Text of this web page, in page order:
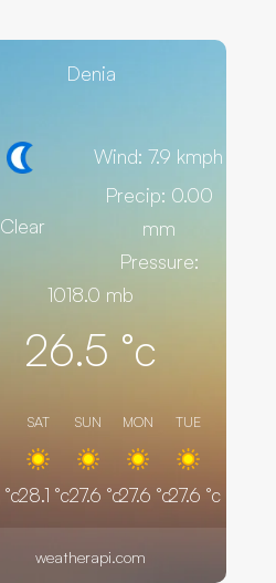
Denia
Clear
Wind: 7.9 kmph
Precip: 0.00
mm
Pressure:
1018.0 mb
26.5 °c
°c
SAT
28.1 °c
SUN
27.6 °c
MON
27.6 °c
TUE
27.6 °c
weatherapi.com